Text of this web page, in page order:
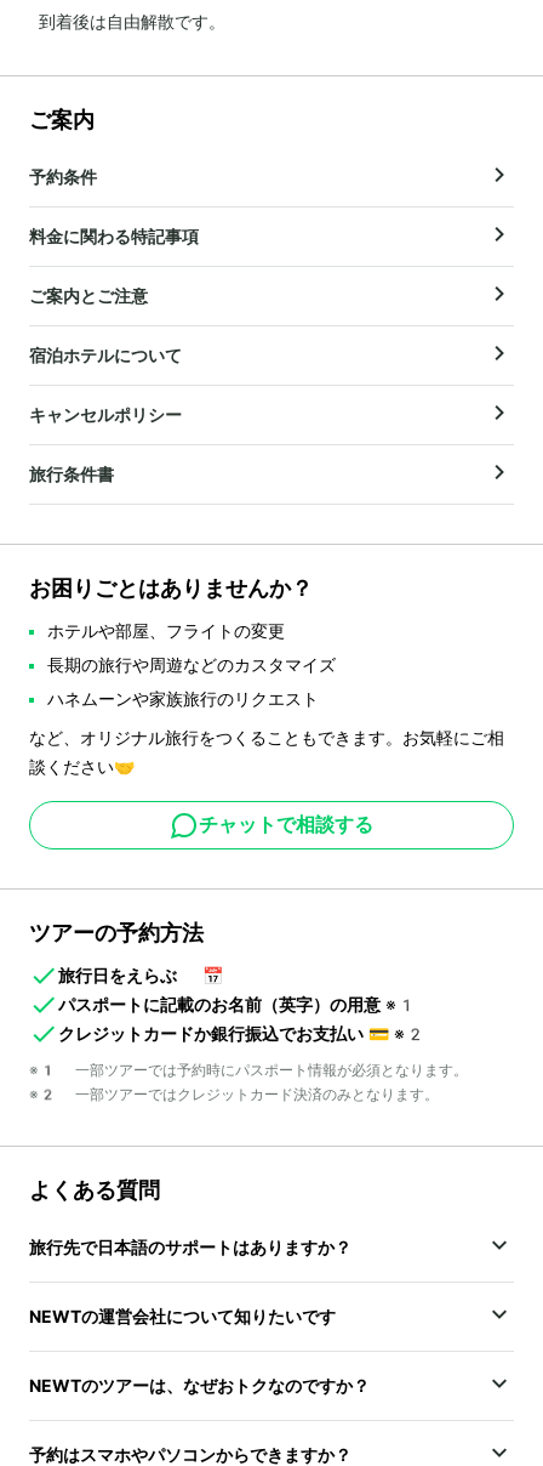
到着後は自由解散です。
ご案内
予約条件
料金に関わる特記事項
ご案内とご注意
宿泊ホテルについて
キャンセルポリシー
旅行条件書
お困りごとはありませんか？
ホテルや部屋、フライトの変更
長期の旅行や周遊などのカスタマイズ
ハネムーンや家族旅行のリクエスト
など、オリジナル旅行をつくることもできます。お気軽にご相
談ください🤝
チャットで相談する
ツアーの予約方法
旅行日をえらぶ
📅
パスポートに記載のお名前（英字）の用意 ※1
クレジットカードか銀行振込でお支払い 💳 ※2
※1 一部ツアーでは予約時にパスポート情報が必須となります。
※2 一部ツアーではクレジットカード決済のみとなります。
よくある質問
旅行先で日本語のサポートはありますか？
NEWTの運営会社について知りたいです
NEWTのツアーは、なぜおトクなのですか？
予約はスマホやパソコンからできますか？